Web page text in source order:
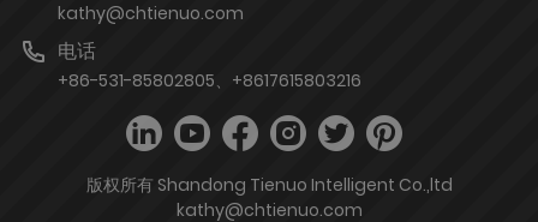
kathy@chtienuo.com
电话
+86-531-85802805、+8617615803216
版权所有 Shandong Tienuo Intelligent Co.,ltd
kathy@chtienuo.com